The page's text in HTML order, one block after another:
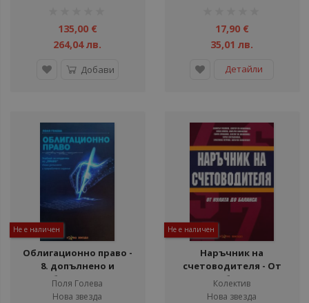
135,00 €
264,04 лв.
Добави
17,90 €
35,01 лв.
Детайли
Не е наличен
Облигационно право -
8. допълнено и
преработено издание
Поля Голева
Нова звезда
Не е наличен
Наръчник на
счетоводителя - От
нулата до баланса - 2017
г.
Колектив
Нова звезда